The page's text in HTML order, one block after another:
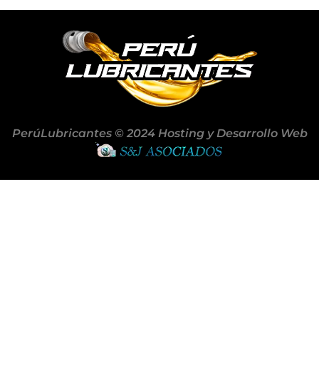
PerúLubricantes © 2024 Hosting y Desarrollo Web